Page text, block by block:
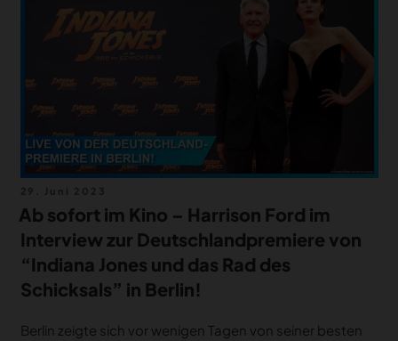
DEALS
MEIN HQ
am
Ab sofort im Kino – Harrison Ford im
Interview zur Deutschlandpremiere von
“Indiana Jones und das Rad des
Schicksals” in Berlin!
Berlin zeigte sich vor wenigen Tagen von seiner besten